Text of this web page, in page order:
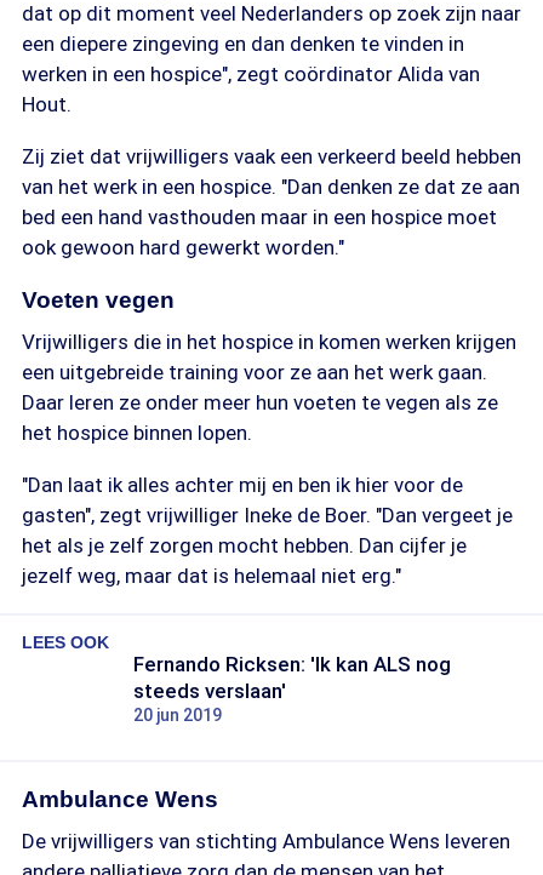
dat op dit moment veel Nederlanders op zoek zijn naar
een diepere zingeving en dan denken te vinden in
werken in een hospice", zegt coördinator Alida van
Hout.
Zij ziet dat vrijwilligers vaak een verkeerd beeld hebben
van het werk in een hospice. "Dan denken ze dat ze aan
bed een hand vasthouden maar in een hospice moet
ook gewoon hard gewerkt worden."
Voeten vegen
Vrijwilligers die in het hospice in komen werken krijgen
een uitgebreide training voor ze aan het werk gaan.
Daar leren ze onder meer hun voeten te vegen als ze
het hospice binnen lopen.
"Dan laat ik alles achter mij en ben ik hier voor de
gasten", zegt vrijwilliger Ineke de Boer. "Dan vergeet je
het als je zelf zorgen mocht hebben. Dan cijfer je
jezelf weg, maar dat is helemaal niet erg."
LEES OOK
Fernando Ricksen: 'Ik kan ALS nog
steeds verslaan'
20 jun 2019
Ambulance Wens
De vrijwilligers van stichting Ambulance Wens leveren